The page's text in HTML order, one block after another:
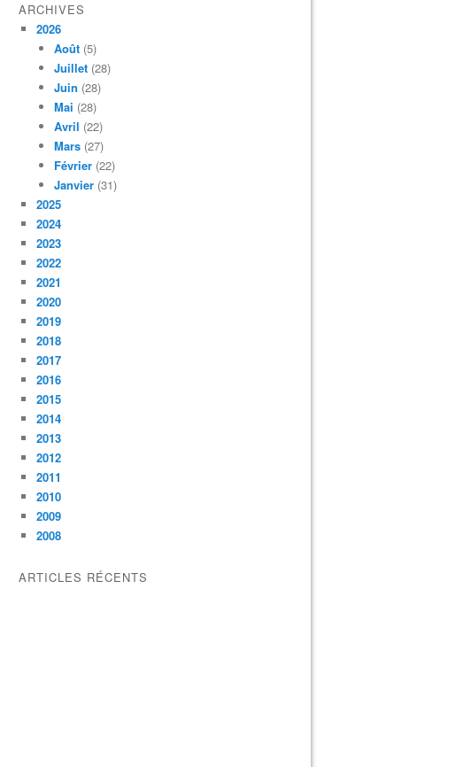
ARCHIVES
2026
Août (5)
Juillet (28)
Juin (28)
Mai (28)
Avril (22)
Mars (27)
Février (22)
Janvier (31)
2025
2024
2023
2022
2021
2020
2019
2018
2017
2016
2015
2014
2013
2012
2011
2010
2009
2008
ARTICLES RÉCENTS